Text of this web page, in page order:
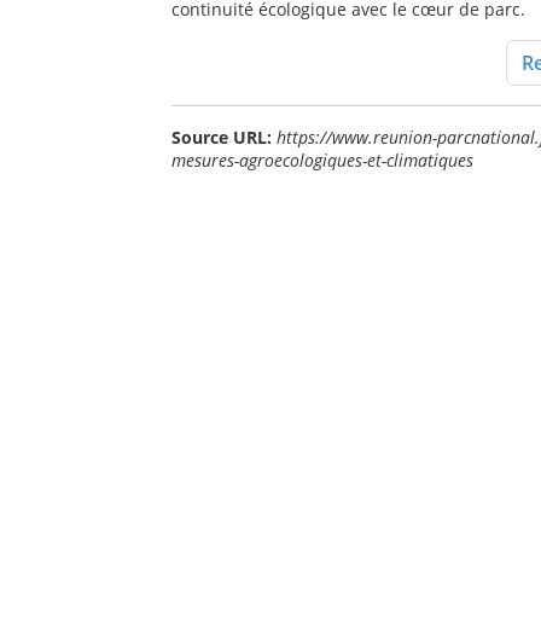
continuité écologique avec le cœur de parc.
Source URL: https://www.reunion-
mesures-agroecologiques-et-climatiques